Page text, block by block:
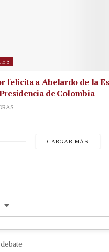
felicita a Abelardo de la
de Colombia
CARGAR MÁS